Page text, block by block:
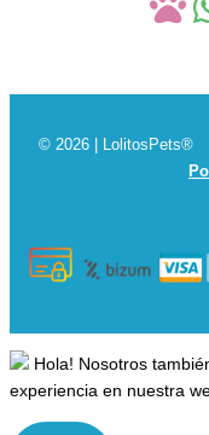
© 2026 | LolitosPets®
Hola! Nosotros
experiencia en nuestra